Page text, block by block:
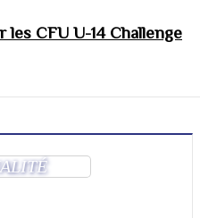
CFU U-14 Challenge